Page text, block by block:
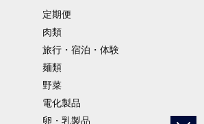
定期便
肉類
旅行・宿泊・体験
麺類
野菜
電化製品
卵・乳製品